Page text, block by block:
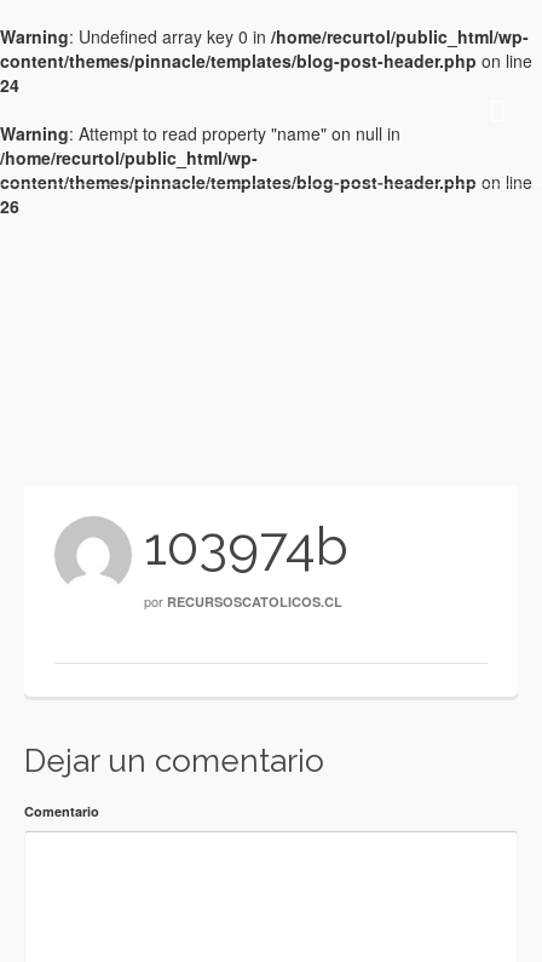
Warning: Undefined array key 0 in /home/recurtol/public_html/wp-
content/themes/pinnacle/templates/blog-post-header.php on line
24
Warning: Attempt to read property "name" on null in
/home/recurtol/public_html/wp-
content/themes/pinnacle/templates/blog-post-header.php on line
26
103974b
por RECURSOSCATOLICOS.CL
Dejar un comentario
Comentario